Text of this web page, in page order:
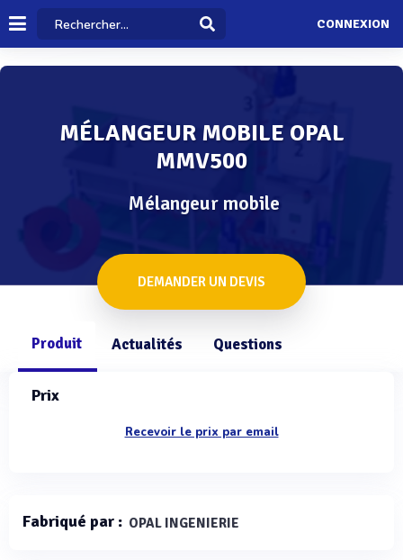
CONNEXION
MÉLANGEUR MOBILE OPAL
MMV500
Mélangeur mobile
DEMANDER UN DEVIS
Produit Actualités Questions
Prix
Recevoir le prix par email
Fabriqué par : OPAL INGENIERIE